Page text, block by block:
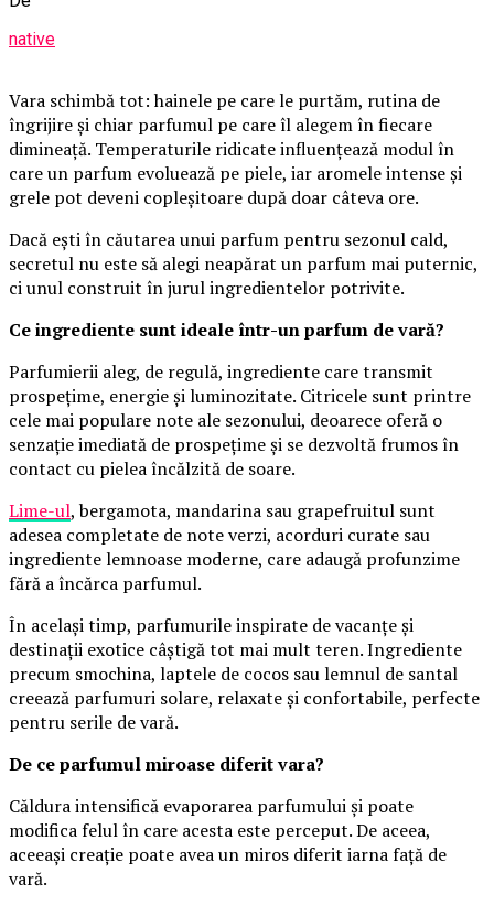
native
Vara schimbă tot: hainele pe care le purtăm, rutina de
îngrijire și chiar parfumul pe care îl alegem în fiecare
dimineață. Temperaturile ridicate influențează modul în
care un parfum evoluează pe piele, iar aromele intense și
grele pot deveni copleșitoare după doar câteva ore.
Dacă ești în căutarea unui parfum pentru sezonul cald,
secretul nu este să alegi neapărat un parfum mai puternic,
ci unul construit în jurul ingredientelor potrivite.
Ce ingrediente sunt ideale într-un parfum de vară?
Parfumierii aleg, de regulă, ingrediente care transmit
prospețime, energie și luminozitate. Citricele sunt printre
cele mai populare note ale sezonului, deoarece oferă o
senzație imediată de prospețime și se dezvoltă frumos în
contact cu pielea încălzită de soare.
Lime-ul, bergamota, mandarina sau grapefruitul sunt
adesea completate de note verzi, acorduri curate sau
ingrediente lemnoase moderne, care adaugă profunzime
fără a încărca parfumul.
În același timp, parfumurile inspirate de vacanțe și
destinații exotice câștigă tot mai mult teren. Ingrediente
precum smochina, laptele de cocos sau lemnul de santal
creează parfumuri solare, relaxate și confortabile, perfecte
pentru serile de vară.
De ce parfumul miroase diferit vara?
Căldura intensifică evaporarea parfumului și poate
modifica felul în care acesta este perceput. De aceea,
aceeași creație poate avea un miros diferit iarna față de
vară.